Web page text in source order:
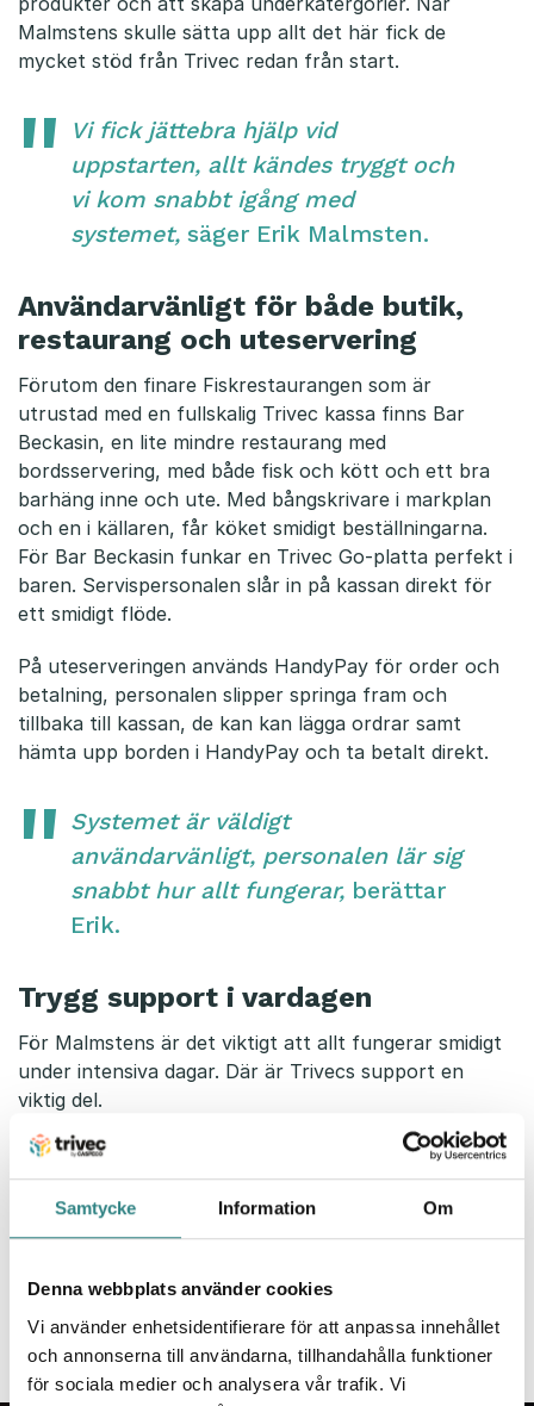
Samtycke Information Om
Denna webbplats använder cookies
Vi använder enhetsidentifierare för att anpassa innehållet
och annonserna till användarna, tillhandahålla funktioner
för sociala medier och analysera vår trafik. Vi
Malmstens skulle sätta upp allt det här fick de
mycket stöd från Trivec redan från start.
Vi fick jättebra hjälp vid
uppstarten, allt kändes tryggt och
vi kom snabbt igång med
systemet, säger Erik Malmsten.
Användarvänligt för både butik,
restaurang och uteservering
Förutom den finare Fiskrestaurangen som är
utrustad med en fullskalig Trivec kassa finns Bar
Beckasin, en lite mindre restaurang med
bordsservering, med både fisk och kött och ett bra
barhäng inne och ute. Med bångskrivare i markplan
och en i källaren, får köket smidigt beställningarna.
För Bar Beckasin funkar en Trivec Go-platta perfekt i
baren. Servispersonalen slår in på kassan direkt för
ett smidigt flöde.
På uteserveringen används HandyPay för order och
betalning, personalen slipper springa fram och
tillbaka till kassan, de kan kan lägga ordrar samt
hämta upp borden i HandyPay och ta betalt direkt.
Systemet är väldigt
användarvänligt, personalen lär sig
snabbt hur allt fungerar, berättar
Erik.
Trygg support i vardagen
För Malmstens är det viktigt att allt fungerar smidigt
under intensiva dagar. Där är Trivecs support en
viktig del.
supporten när vi behöver det. Det
gör att vi kan fokusera på våra